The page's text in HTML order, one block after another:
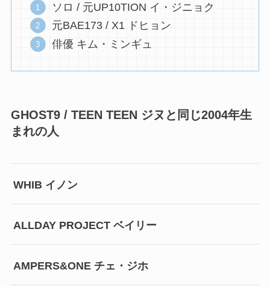
ソロ / 元UP10TION イ・ジニョク
元BAE173 / X1 ドヒョン
俳優 キム・ミンギュ
GHOST9 / TEEN TEEN ジヌと同じ2004年生
まれの人
WHIB イノン
ALLDAY PROJECT ベイリー
AMPERS&ONE チェ・ジホ